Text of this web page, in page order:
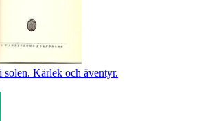
Kärlek och äventyr.